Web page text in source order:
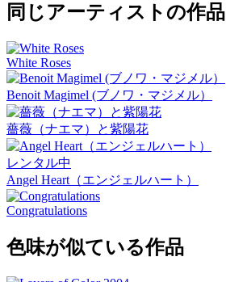
同じアーティストの作品
White Roses
Benoit Magimel (ブノワ・マジメル）
薔薇（ナエマ）と紫陽花
レンタル中
Angel Heart（エンジェルハート）
Congratulations
色味が似ている作品